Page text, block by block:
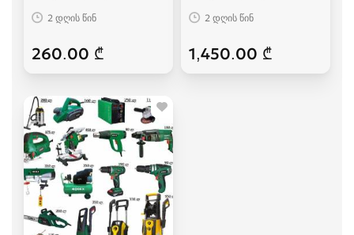
2 დღის წინ
260.00 ₾
2 დღის წინ
1,450.00 ₾